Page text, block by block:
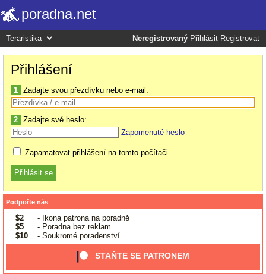
poradna.net
Neregistrovaný Přihlásit Registrovat
Přihlášení
1 Zadajte svou přezdívku nebo e-mail:
2 Zadajte své heslo:
Zapomenuté heslo
Zapamatovat přihlášení na tomto počítači
Podpořte nás
$2
- Ikona patrona na poradně
$5
- Poradna bez reklam
$10
- Soukromé poradenství
STAŇTE SE PATRONEM